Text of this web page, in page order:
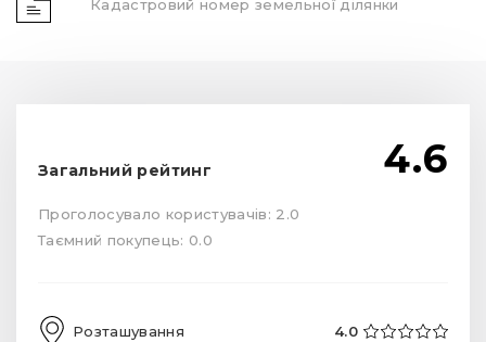
Кадастровий номер земельної ділянки
Загальний рейтинг 4.6
Проголосувало користувачів: 2.0
Таємний покупець: 0.0
Розташування 4.0